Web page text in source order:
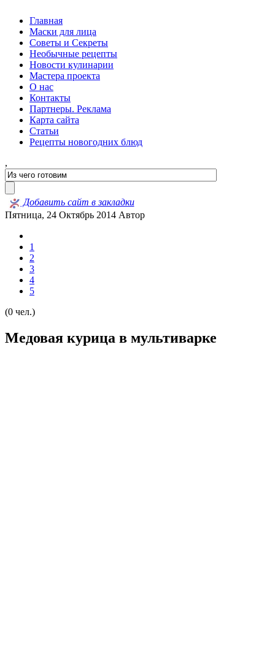
Главная
Маски для лица
Советы и Секреты
Необычные рецепты
Новости кулинарии
Мастера проекта
О нас
Контакты
Партнеры. Реклама
Карта сайта
Статьи
Рецепты новогодних блюд
,
Добавить сайт в закладки
Пятница, 24 Октябрь 2014 Автор
1
2
3
4
5
(0 чел.)
Медовая курица в мультиварке